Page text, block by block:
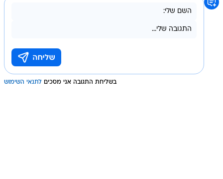
בשליחת התגובה אני מסכים לתנאי השימוש